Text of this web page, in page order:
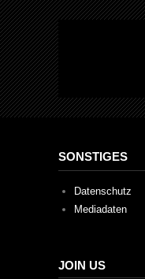
SONSTIGES
Datenschutz
Mediadaten
JOIN US